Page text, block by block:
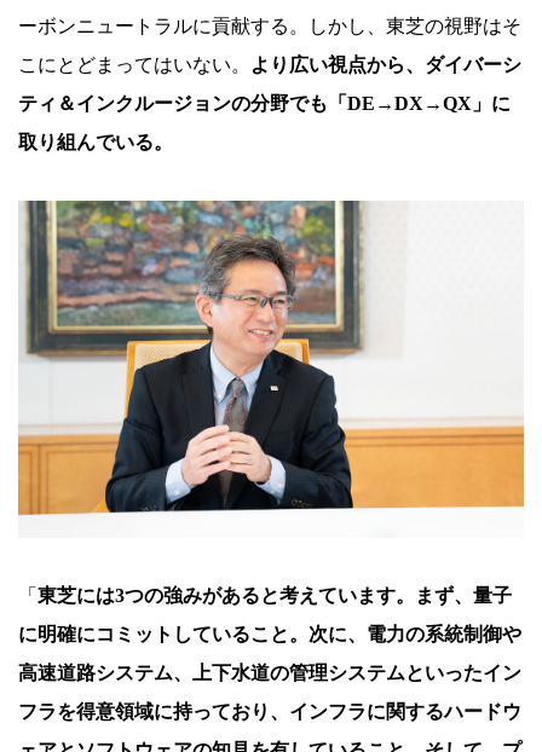
ーボンニュートラルに貢献する。しかし、東芝の視野はそ
こにとどまってはいない。
より広い視点から、ダイバーシ
ティ＆インクルージョンの分野でも「DE→DX→QX」に
取り組んでいる。
「 東芝には3つの強みがあると考えています。まず、量子
に明確にコミットしていること。次に、電力の系統制御や
高速道路システム、上下水道の管理システムといったイン
フラを得意領域に持っており、インフラに関するハードウ